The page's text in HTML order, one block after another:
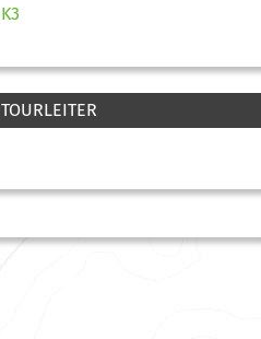
K3
TOURLEITER